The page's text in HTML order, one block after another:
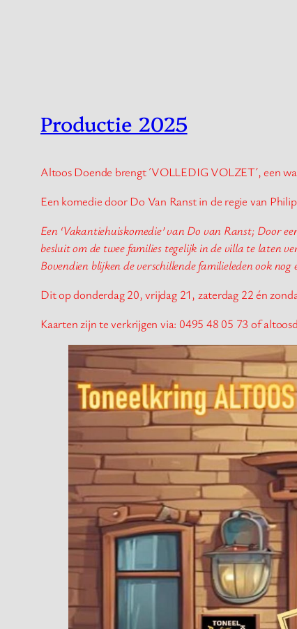
Productie 2025
Altoos Doende brengt ´VOLLEDIG VOLZET´, een
Een komedie door Do Van Ranst in de regie van
Een ‘Vakantiehuiskomedie’ van Do van Ranst; Door
besluit om de twee families tegelijk in de villa te laten
Bovendien blijken de verschillende familieleden ook
Dit op donderdag 20, vrijdag 21, zaterdag 22 én
Kaarten zijn te verkrijgen via: 0495 48 05 73 of